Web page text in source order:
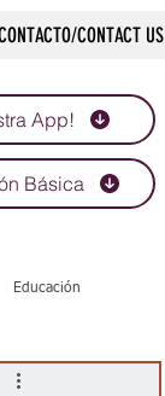
CONTACT US
App!
Básica
Educación